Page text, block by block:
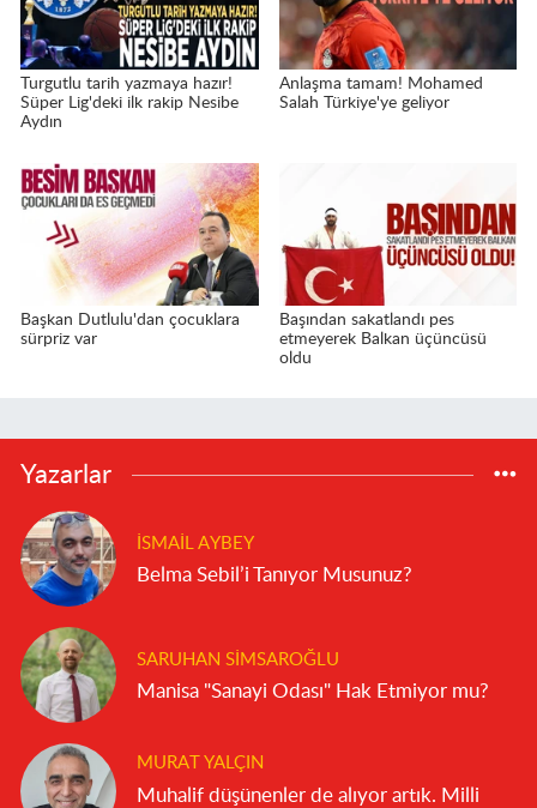
Turgutlu tarih yazmaya hazır!
Süper Lig'deki ilk rakip Nesibe
Aydın
Anlaşma tamam! Mohamed
Salah Türkiye'ye geliyor
Başkan Dutlulu'dan çocuklara
sürpriz var
Başından sakatlandı pes
etmeyerek Balkan üçüncüsü
oldu
Yazarlar
İSMAIL AYBEY
Belma Sebil’i Tanıyor Musunuz?
SARUHAN SIMSAROĞLU
Manisa "Sanayi Odası" Hak Etmiyor mu?
MURAT YALÇIN
Muhalif düşünenler de alıyor artık. Milli